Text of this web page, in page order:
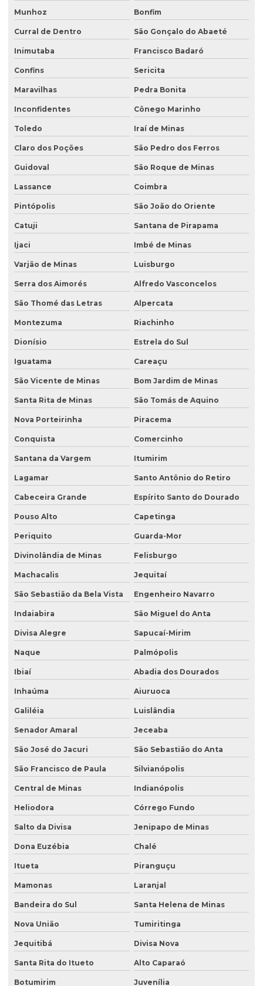
Munhoz Bonfim
Curral de Dentro São Gonçalo do Abaeté
Inimutaba Francisco Badaró
Confins Sericita
Maravilhas Pedra Bonita
Inconfidentes Cônego Marinho
Toledo Iraí de Minas
Claro dos Poções São Pedro dos Ferros
Guidoval São Roque de Minas
Lassance Coimbra
Pintópolis São João do Oriente
Catuji Santana de Pirapama
Ijaci Imbé de Minas
Varjão de Minas Luisburgo
Serra dos Aimorés Alfredo Vasconcelos
São Thomé das Letras Alpercata
Montezuma Riachinho
Dionísio Estrela do Sul
Iguatama Careaçu
São Vicente de Minas Bom Jardim de Minas
Santa Rita de Minas São Tomás de Aquino
Nova Porteirinha Piracema
Conquista Comercinho
Santana da Vargem Itumirim
Lagamar Santo Antônio do Retiro
Cabeceira Grande Espírito Santo do Dourado
Pouso Alto Capetinga
Periquito Guarda-Mor
Divinolândia de Minas Felisburgo
Machacalis Jequitaí
São Sebastião da Bela Vista Engenheiro Navarro
Indaiabira São Miguel do Anta
Divisa Alegre Sapucaí-Mirim
Naque Palmópolis
Ibiaí Abadia dos Dourados
Inhaúma Aiuruoca
Galiléia Luislândia
Senador Amaral Jeceaba
São José do Jacuri São Sebastião do Anta
São Francisco de Paula Silvianópolis
Central de Minas Indianópolis
Heliodora Córrego Fundo
Salto da Divisa Jenipapo de Minas
Dona Euzébia Chalé
Itueta Piranguçu
Mamonas Laranjal
Bandeira do Sul Santa Helena de Minas
Nova União Tumiritinga
Jequitibá Divisa Nova
Santa Rita do Itueto Alto Caparaó
Botumirim Juvenília